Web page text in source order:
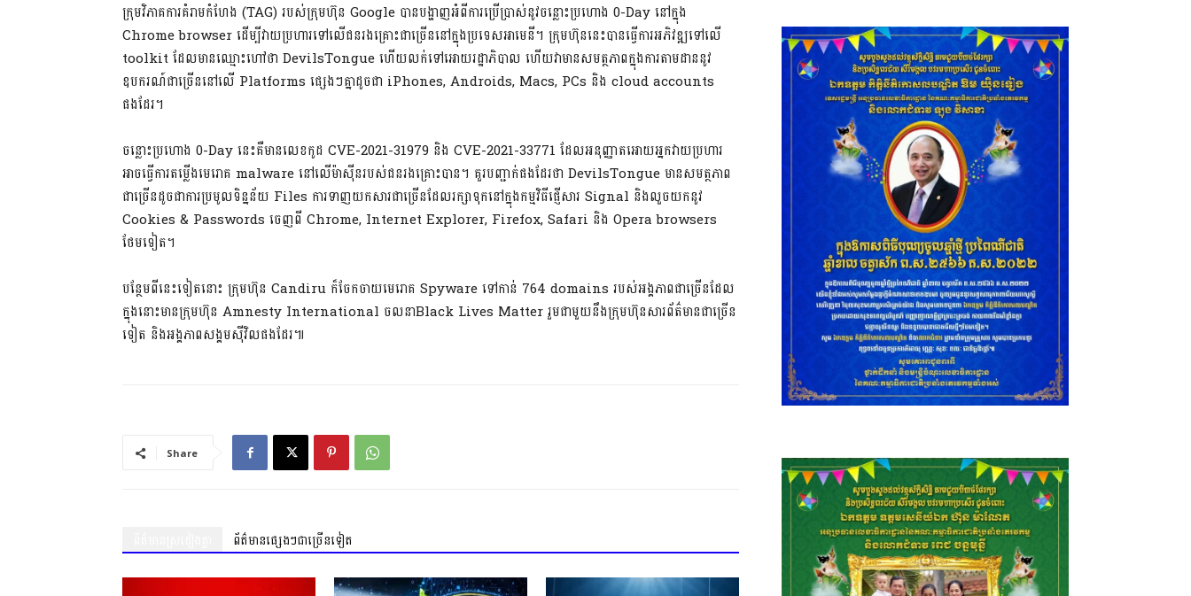
ក្រុមវិភាគការគំរាមកំហែង (TAG) របស់ក្រុមហ៊ុន Google បានបង្ហាញអំពីការប្រើប្រាស់នូវចន្លោះប្រហោង 0-Day នៅក្នុង
Chrome browser ដើម្បីវាយប្រហារទៅលើជនរងគ្រោះជាច្រើននៅក្នុងប្រទេសអាមេនី។ ក្រុមហ៊ុននេះបានធ្វើការអភិវឌ្ឍទៅលើ
toolkit ដែលមានឈ្មោះហៅថា DevilsTongue ហើយលក់ទៅអោយរដ្ឋាភិបាល ហើយវាមានសមត្ថភាពក្នុងការតាមដាននូវ
ឧបករណ៍ជាច្រើននៅលើ Platforms ផ្សេងៗគ្នាដូចជា iPhones, Androids, Macs, PCs និង cloud accounts
ផងដែរ។
ចន្លោះប្រហោង 0-Day នេះគឺមានលេខកូដ CVE-2021-31979 និង CVE-2021-33771 ដែលអនុញ្ញាតអោយអ្នកវាយប្រហារ
អាចធ្វើការតម្លើងមេរោគ malware នៅលើម៉ាស៊ីនរបស់ជនរងគ្រោះបាន។ គួរបញ្ជាក់ផងដែរថា DevilsTongue មានសមត្ថភាព
ជាច្រើនដូចជាការប្រមូលទិន្នន័យ Files ការទាញយកសារជាច្រើនដែលរក្សាទុកនៅក្នុងកម្មវិធីផ្ញើសារ Signal និងលួចយកនូវ
Cookies & Passwords ចេញពី Chrome, Internet Explorer, Firefox, Safari និង Opera browsers
ថែមទៀត។
បន្ថែមពីនេះទៀតនោះ ក្រុមហ៊ុន Candiru ក៏ចែកចាយមេរោគ Spyware ទៅកាន់ 764 domains របស់អង្គភាពជាច្រើនដែល
ក្នុងនោះមានក្រុមហ៊ុន Amnesty International ចលនាBlack Lives Matter ​រួមជាមួយនឹងក្រុមហ៊ុនសារព័ត៌មានជាច្រើន
ទៀត និងអង្គភាពសង្គមស៊ីវិលផងដែរ៕
Share
ព័ត៌មានផ្សេងៗជាច្រើនទៀត